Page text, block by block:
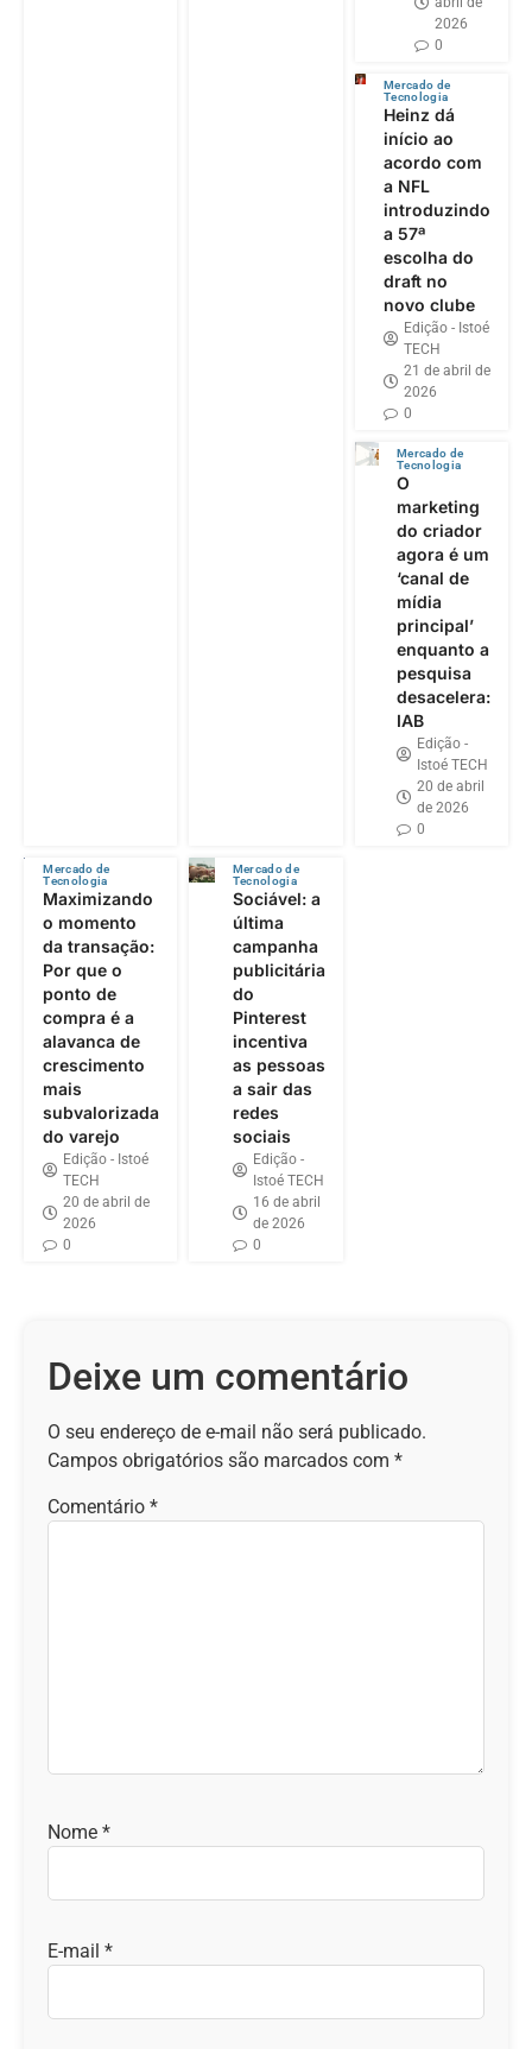
2026
0
Mercado de
Tecnologia
Heinz dá
início ao
acordo com
a NFL
introduzindo
a 57ª
escolha do
draft no
novo clube
Edição - Istoé
TECH
21 de abril de
2026
0
Mercado de
Tecnologia
O
marketing
do criador
agora é um
‘canal de
mídia
principal’
enquanto a
pesquisa
desacelera:
IAB
Edição -
Istoé TECH
20 de abril
de 2026
0
Mercado de
Tecnologia
Maximizando
o momento
da transação:
Por que o
ponto de
compra é a
alavanca de
crescimento
mais
subvalorizada
do varejo
Edição - Istoé
TECH
20 de abril de
2026
0
Mercado de
Tecnologia
Sociável: a
última
campanha
publicitária
do
Pinterest
incentiva
as pessoas
a sair das
redes
sociais
Edição -
Istoé TECH
16 de abril
de 2026
0
Deixe um comentário
O seu endereço de e-mail não será publicado.
Campos obrigatórios são marcados com *
Comentário *
Nome *
E-mail *